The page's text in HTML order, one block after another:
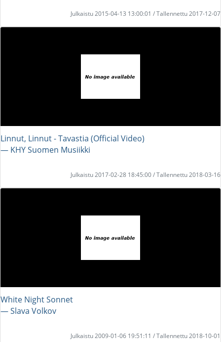
Julkaistu 2015-04-13 13:00:01 / Tallennettu 2017-12-07
Linnut, Linnut - Tavastia (Official Video)
― KHY Suomen Musiikki
Julkaistu 2017-02-28 18:45:00 / Tallennettu 2018-03-16
White Night Sonnet
― Slava Volkov
Julkaistu 2009-01-06 19:51:11 / Tallennettu 2018-10-01